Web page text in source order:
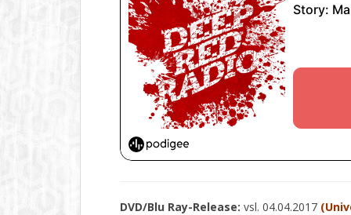
DVD/Blu Ray-Release: vsl. 04.04.2017